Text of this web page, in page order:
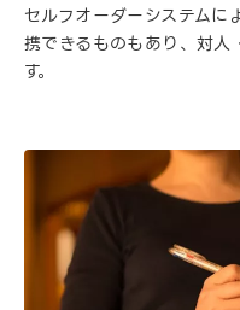
セルフオーダーシステム
携できるものもあり、対人
す。